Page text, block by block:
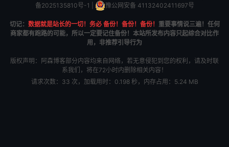
备2025135810号-1
豫公网安备 41132402411697号
切记： 数据就是站长的一切！务必 备份！备份！备份！ 重要事情说三遍！任何
商家都有跑路的可能，所以一定要记住备份！本站所发布内容只起综合对比作
用，非推荐引导行为
版权声明：阿森博客部分内容均来自网络，若无意侵犯到您的权利，请及时联
系我们，将在72小时内删除相关内容！
请求次数：33 次，加载用时：0.198 秒，内存占用：5.24 MB